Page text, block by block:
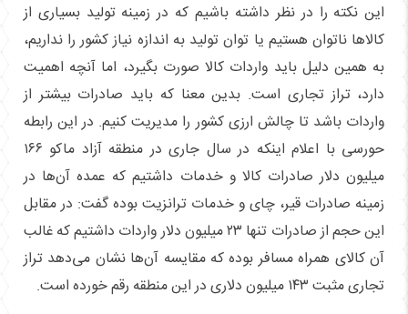
این نکته را در نظر داشته باشیم که در زمینه تولید بسیاری از
کالا‌ها ناتوان هستیم یا توان تولید به اندازه نیاز کشور را نداریم،
به همین دلیل باید واردات کالا صورت بگیرد، اما آنچه اهمیت
دارد، تراز تجاری است. بدین معنا که باید صادرات بیشتر از
واردات باشد تا چالش ارزی کشور را مدیریت کنیم. در این رابطه
حورسی با اعلام اینکه در سال جاری در منطقه آزاد ماکو ۱۶۶
میلیون دلار صادرات کالا و خدمات داشتیم که عمده آن‌ها در
زمینه صادرات قیر، چای و خدمات ترانزیت بوده گفت: در مقابل
این حجم از صادرات تنها ۲۳ میلیون دلار واردات داشتیم که غالب
آن کالای همراه مسافر بوده که مقایسه آن‌ها نشان می‌دهد تراز
تجاری مثبت ۱۴۳ میلیون دلاری در این منطقه رقم خورده است.